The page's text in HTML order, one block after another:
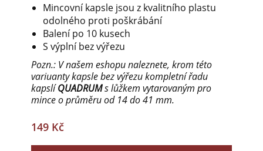
Mincovní kapsle jsou z kvalitního plastu
odolného proti poškrábání
Balení po 10 kusech
S výplní bez výřezu
Pozn.: V našem eshopu naleznete, krom této
variuanty kapsle bez výřezu kompletní řadu
kapslíQUADRUMs lůžkem vytarovaným pro
mince o průměru od 14 do 41 mm.
149 Kč